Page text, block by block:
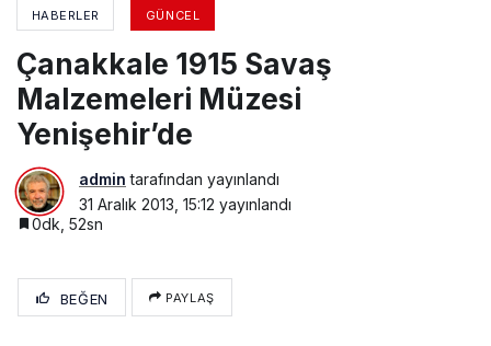
HABERLER GÜNCEL
Çanakkale 1915 Savaş
Malzemeleri Müzesi
Yenişehir’de
admin tarafından yayınlandı
31 Aralık 2013, 15:12 yayınlandı
0dk, 52sn
BEĞEN PAYLAŞ